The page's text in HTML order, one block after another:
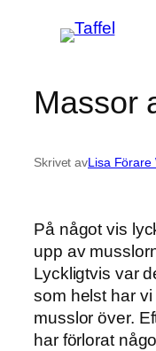
Massor
Skrivet avLisa Förare
På något vis
upp av
Lyckligtvis var
som helst har
musslor över.
har förlorat